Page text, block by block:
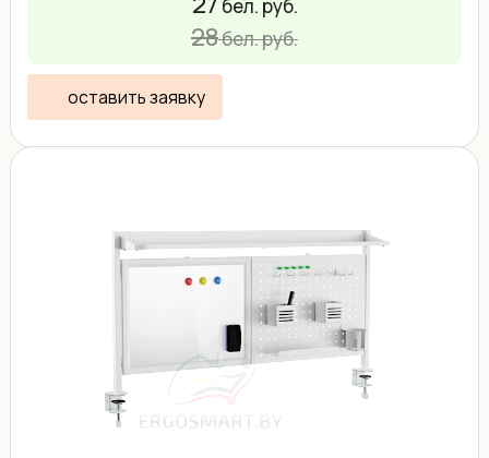
бел. руб.
28бел. руб.
оставить заявку